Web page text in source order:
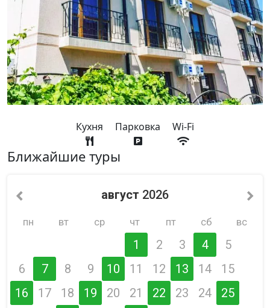
Кухня Парковка Wi-Fi
Ближайшие туры
август 2026
пн вт ср чт пт сб вс
1 2 3 4
5
6
7 8 9 10 11 12 13 14
15
16
17 18 19 20 21 22 23 24
25